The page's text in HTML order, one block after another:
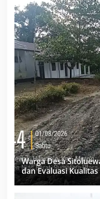
Warga Desa
dan Evaluasi
Minim Informasi